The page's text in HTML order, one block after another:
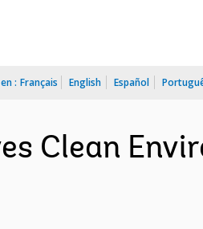
: Français English Español
Clean